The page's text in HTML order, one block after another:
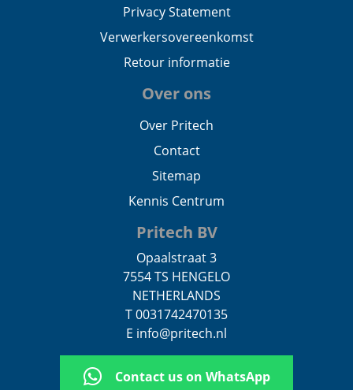
Privacy Statement
Verwerkersovereenkomst
Retour informatie
Over ons
Over Pritech
Contact
Sitemap
Kennis Centrum
Pritech BV
Opaalstraat 3
7554 TS HENGELO
NETHERLANDS
T 0031742470135
E info@pritech.nl
Contact us on WhatsApp